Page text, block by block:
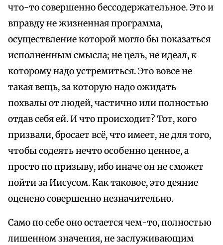
что-то совершенно бессодержательное. Это и
вправду не жизненная программа,
осуществление которой могло бы показаться
исполненным смысла; не цель, не идеал, к
которому надо устремиться. Это вовсе не
такая вещь, за которую надо ожидать
похвалы от людей, частично или полностью
отдав себя ей. И что происходит? Тот, кого
призвали, бросает всё, что имеет, не для того,
чтобы содеять нечто особенно ценное, а
просто по призыву, ибо иначе он не сможет
пойти за Иисусом. Как таковое, это деяние
оценено совершенно незначительно.
Само по себе оно остается чем-то, полностью
лишенном значения, не заслуживающим